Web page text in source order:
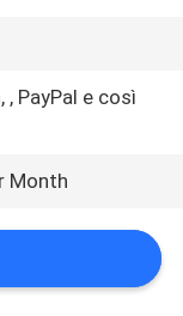
, PayPal e così
Month